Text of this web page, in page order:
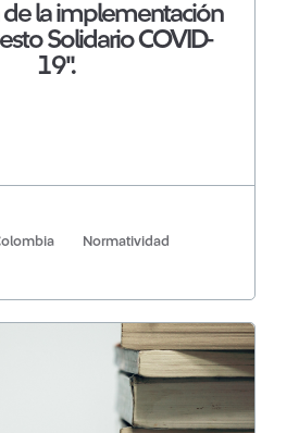
de la implementación
Solidario COVID-
19".
Normatividad